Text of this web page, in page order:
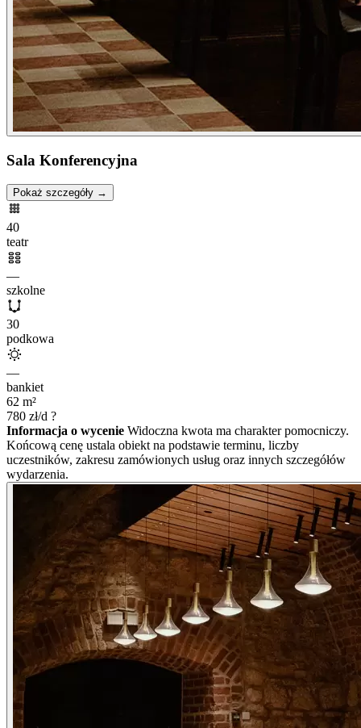
Sala Konferencyjna
Pokaż szczegóły →
40
teatr
—
szkolne
30
podkowa
—
bankiet
62 m²
780 zł/d ?
Informacja o wycenie Widoczna kwota ma charakter pomocniczy.
Końcową cenę ustala obiekt na podstawie terminu, liczby
uczestników, zakresu zamówionych usług oraz innych szczegółów
wydarzenia.